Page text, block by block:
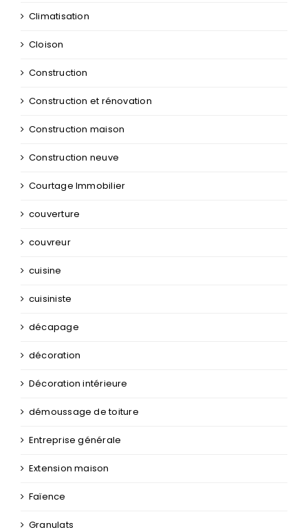
Climatisation
Cloison
Construction
Construction et rénovation
Construction maison
Construction neuve
Courtage Immobilier
couverture
couvreur
cuisine
cuisiniste
décapage
décoration
Décoration intérieure
démoussage de toiture
Entreprise générale
Extension maison
Faïence
Granulats